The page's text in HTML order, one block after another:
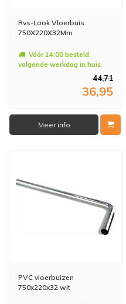
Rvs-Look Vloerbuis
750X220X32Mm
Vóór 14:00 besteld,
volgende werkdag in huis
44,71
36,95
Meer info
PVC vloerbuizen
750x220x32 wit